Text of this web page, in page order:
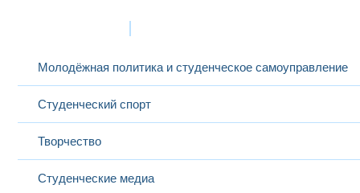
Молодёжная политика и студенческое самоуправление
Студенческий спорт
Творчество
Студенческие медиа